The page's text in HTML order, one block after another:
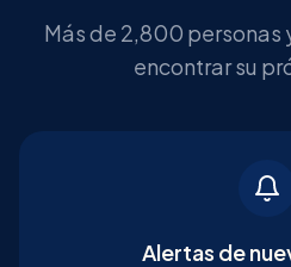
Más de 2,800 personas
encontrar su
Alertas de